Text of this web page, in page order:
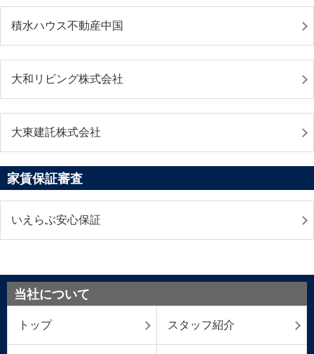
積水ハウス不動産中国
大和リビング株式会社
大東建託株式会社
家賃保証審査
いえらぶ安心保証
当社について
トップ スタッフ紹介